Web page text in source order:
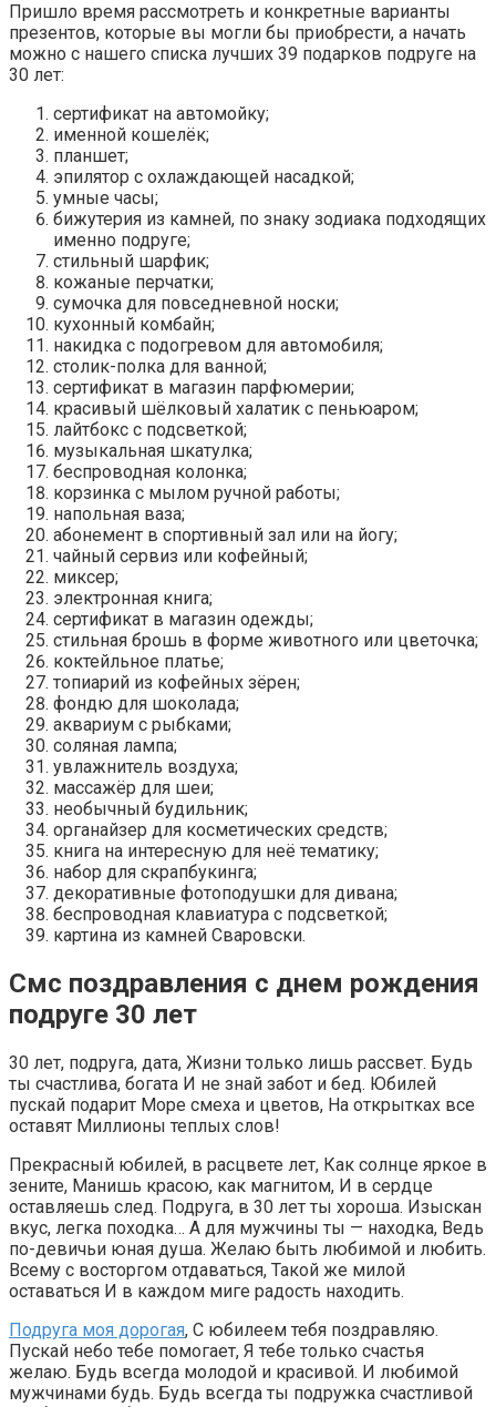
Пришло время рассмотреть и конкретные варианты
презентов, которые вы могли бы приобрести, а начать
можно с нашего списка лучших 39 подарков подруге на
30 лет:
сертификат на автомойку;
именной кошелёк;
планшет;
эпилятор с охлаждающей насадкой;
умные часы;
бижутерия из камней, по знаку зодиака подходящих
именно подруге;
стильный шарфик;
кожаные перчатки;
сумочка для повседневной носки;
кухонный комбайн;
накидка с подогревом для автомобиля;
столик-полка для ванной;
сертификат в магазин парфюмерии;
красивый шёлковый халатик с пеньюаром;
лайтбокс с подсветкой;
музыкальная шкатулка;
беспроводная колонка;
корзинка с мылом ручной работы;
напольная ваза;
абонемент в спортивный зал или на йогу;
чайный сервиз или кофейный;
миксер;
электронная книга;
сертификат в магазин одежды;
стильная брошь в форме животного или цветочка;
коктейльное платье;
топиарий из кофейных зёрен;
фондю для шоколада;
аквариум с рыбками;
соляная лампа;
увлажнитель воздуха;
массажёр для шеи;
необычный будильник;
органайзер для косметических средств;
книга на интересную для неё тематику;
набор для скрапбукинга;
декоративные фотоподушки для дивана;
беспроводная клавиатура с подсветкой;
картина из камней Сваровски.
Смс поздравления с днем рождения
подруге 30 лет
30 лет, подруга, дата, Жизни только лишь рассвет. Будь
ты счастлива, богата И не знай забот и бед. Юбилей
пускай подарит Море смеха и цветов, На открытках все
оставят Миллионы теплых слов!
Прекрасный юбилей, в расцвете лет, Как солнце яркое в
зените, Манишь красою, как магнитом, И в сердце
оставляешь след. Подруга, в 30 лет ты хороша. Изыскан
вкус, легка походка… А для мужчины ты — находка, Ведь
по-девичьи юная душа. Желаю быть любимой и любить.
Всему с восторгом отдаваться, Такой же милой
оставаться И в каждом миге радость находить.
Подруга моя дорогая, С юбилеем тебя поздравляю.
Пускай небо тебе помогает, Я тебе только счастья
желаю. Будь всегда молодой и красивой. И любимой
мужчинами будь. Будь всегда ты подружка счастливой